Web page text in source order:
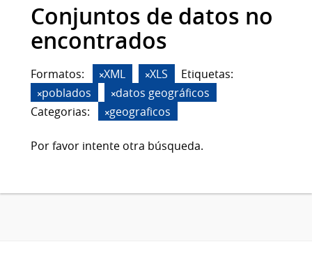
Conjuntos de datos no
encontrados
Formatos: XML XLS
Etiquetas:
poblados
datos geográficos
Categorias:
geograficos
Por favor intente otra búsqueda.